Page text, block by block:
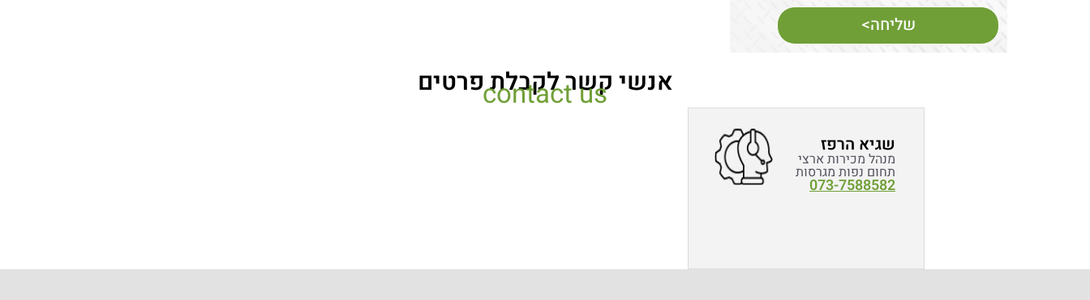
שליחה>
אנשי קשר לקבלת פרטים
contact us
שגיא הרפז
מנהל מכירות ארצי
תחום נפות מגרסות
073-7588582